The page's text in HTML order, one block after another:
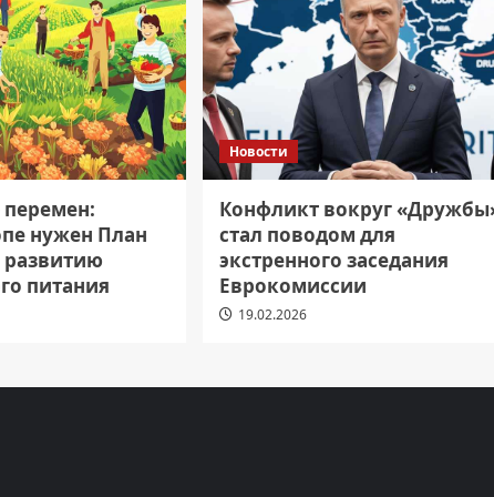
перемен:
нужен План
развитию
питания
Новости
Конфликт вокруг
стал поводом для
экстренного заседания
Еврокомиссии
19.02.2026